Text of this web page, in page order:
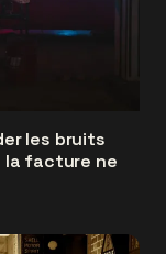
les bruits
la facture ne